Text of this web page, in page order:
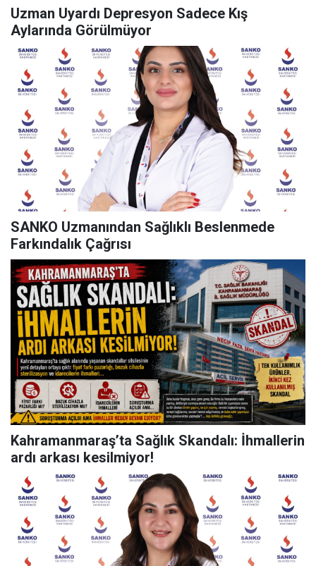
Uzman Uyardı Depresyon Sadece Kış
Aylarında Görülmüyor
SANKO Uzmanından Sağlıklı Beslenmede
Farkındalık Çağrısı
Kahramanmaraş’ta Sağlık Skandalı: İhmallerin
ardı arkası kesilmiyor!